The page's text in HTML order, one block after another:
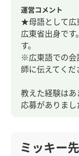
運営コメント
★母語として広
広東省出身で
す。
※広東語での会
師に伝えてくだ
教えた経験は
応募がありまし
ミッキー